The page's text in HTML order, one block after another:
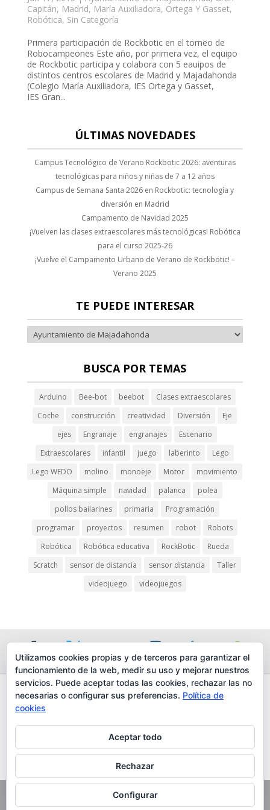
panel
panel
panel
panel
satın al
panel
panel
panel
panel
panel
Panel
Panel
oku
Panel
panel
Oku
Capitán, Madrid, María Auxiliadora, Ortega Y Gasset,
Robótica, Sin Categoría
Primera participación de Rockbotic en el torneo de
Robocampeones Este año, por primera vez, el equipo
de Rockbotic participa y colabora con 5 eauipos de
distintos centros escolares de Madrid y Majadahonda
(Colegio María Auxiliadora, IES Ortega y Gasset,
IES Gran...
ÚLTIMAS NOVEDADES
Campus Tecnológico de Verano Rockbotic 2026: aventuras
tecnológicas para niños y niñas de 7 a 12 años
Campus de Semana Santa 2026 en Rockbotic: tecnología y
diversión en Madrid
Campamento de Navidad 2025
¡Vuelven las clases extraescolares más tecnológicas! Robótica
para el curso 2025-26
¡Vuelve el Campamento Urbano de Verano de Rockbotic! –
Verano 2025
TE PUEDE INTERESAR
BUSCA POR TEMAS
Arduino Bee-bot beebot
Clases extraescolares
Coche
construcción creatividad Diversión
Eje
ejes
Engranaje engranajes
Escenario
Extraescolares
infantil juego laberinto
Lego
Lego WEDO
molino monoeje Motor
movimiento
Máquina simple
navidad palanca
polea
pollos bailarines
primaria
Programación
programar
proyectos resumen robot
Robots
Robótica
Robótica educativa RockBotic
Rueda
Scratch
sensor de distancia sensor distancia
Taller
videojuego
videojuegos
AVISO LEGAL
POLÍTICA DE COOKIES
CONTACTO
© COPYRIGHT 2016, LUNA TIC DESIGN S.L., CIF B86715067 TODOS
Utilizamos cookies propias y de terceros para garantizar el
funcionamiento de la web, medir su uso y mejorar nuestros
servicios. Puede aceptar todas las cookies, rechazar las no
necesarias o configurar sus preferencias. Política de
cookies
Aceptar todo
Rechazar
Configurar